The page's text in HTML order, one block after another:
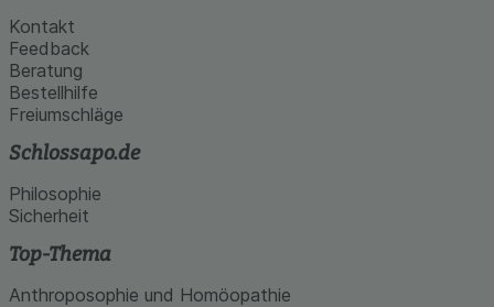
Kontakt
Feedback
Beratung
Bestellhilfe
Freiumschläge
Schlossapo.de
Philosophie
Sicherheit
Top-Thema
Anthroposophie und Homöopathie